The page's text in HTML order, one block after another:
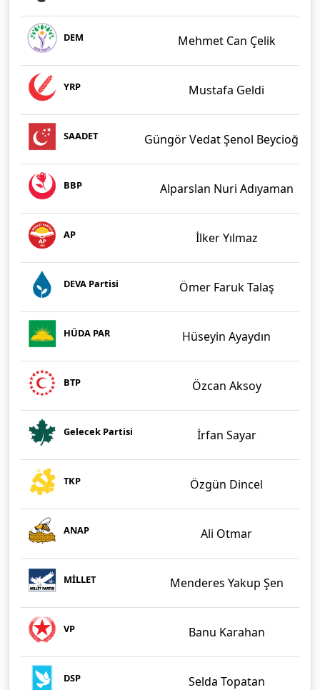
DEM Mehmet Can Çelik
YRP Mustafa Geldi
SAADET Güngör Vedat Şenol Beycioğlu
BBP Alparslan Nuri Adıyaman
AP İlker Yılmaz
DEVA Partisi Ömer Faruk Talaş
HÜDA PAR Hüseyin Ayaydın
BTP Özcan Aksoy
Gelecek Partisi İrfan Sayar
TKP Özgün Dincel
ANAP Ali Otmar
MİLLET Menderes Yakup Şen
VP Banu Karahan
DSP Selda Topatan